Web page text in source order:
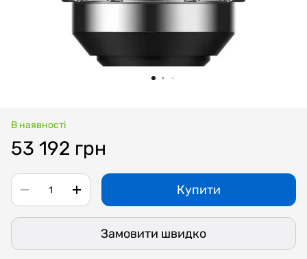
В наявності
53 192 грн
Купити
Замовити швидко